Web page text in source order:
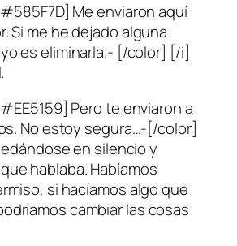
Me enviaron aquí
Si me he dejado alguna
es eliminarla.- [/color] [/i]
Pero te enviaron a
No estoy segura…-[/color]
en silencio y
hablaba. Habíamos
si hacíamos algo que
cambiar las cosas